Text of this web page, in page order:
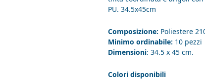
PU. 34.5x45cm
Composizione: Poliestere
Minimo ordinabile: 10 pezzi
Dimensioni: 34.5 x 45 cm.
Colori disponibili